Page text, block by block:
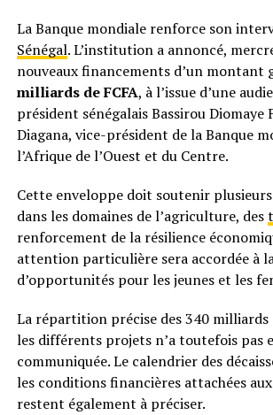
La Banque mondiale renforce son
Sénégal. L’institution a annoncé,
nouveaux financements d’un montant
milliards de FCFA, à l’issue d’une
président sénégalais Bassirou Diomaye
Diagana, vice-président de la Banque
l’Afrique de l’Ouest et du Centre.
Cette enveloppe doit soutenir
dans les domaines de l’agriculture, des
renforcement de la résilience
attention particulière sera accordée à
d’opportunités pour les jeunes et les
La répartition précise des 340 milliards
les différents projets n’a toutefois pas
communiquée. Le calendrier des
les conditions financières attachées
restent également à préciser.